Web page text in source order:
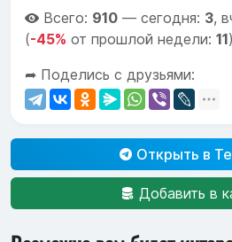
Всего: 910 — сегодня: 3,
(-45% от прошлой недели: 11)
➦ Поделись с друзьями:
Открыть в
Добавить в